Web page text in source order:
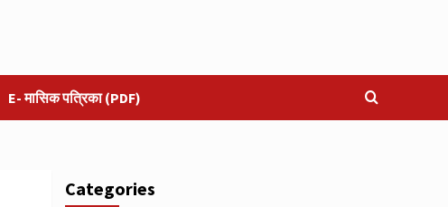
E- मासिक पत्रिका (PDF)
Categories